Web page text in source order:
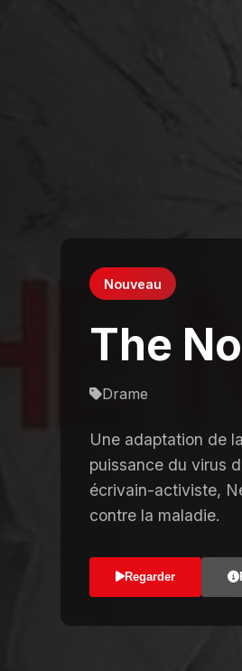
Nouveau
The
Drame
Une adaptation de
puissance du virus
écrivain-activiste,
contre la maladie.
Regarder